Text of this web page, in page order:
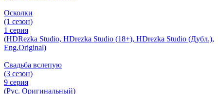
Осколки
(1 сезон)
1 серия
(HDRezka Studio, HDrezka Studio (18+), HDrezka Studio (Дубл.),
Eng.Original)
Свадьба вслепую
(3 сезон)
9 серия
(Рус. Оригинальный)